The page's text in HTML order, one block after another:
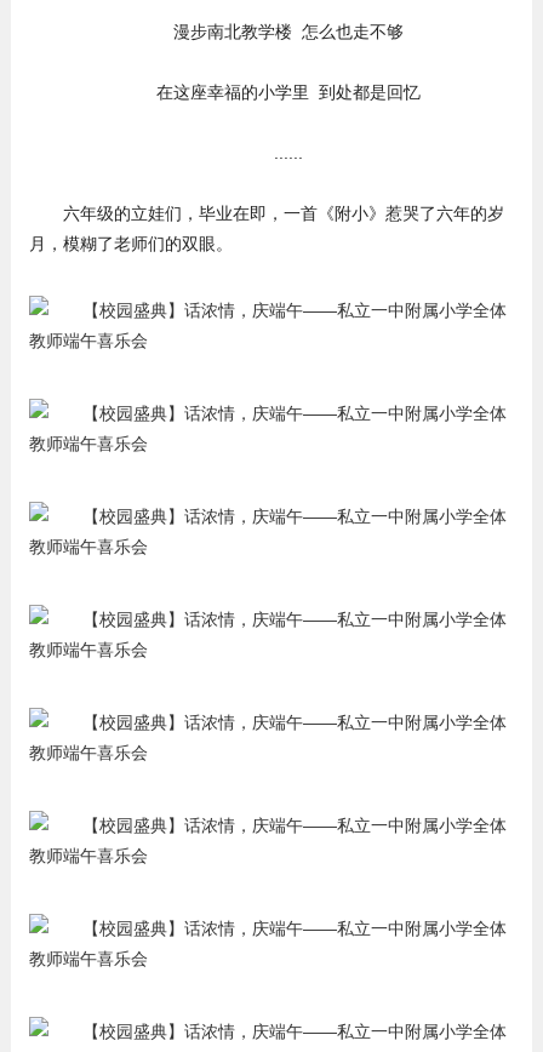
漫步南北教学楼 怎么也走不够
在这座幸福的小学里 到处都是回忆
六年级的立娃们，毕业在即，一首《附小》惹哭了六年的岁
月，模糊了老师们的双眼。